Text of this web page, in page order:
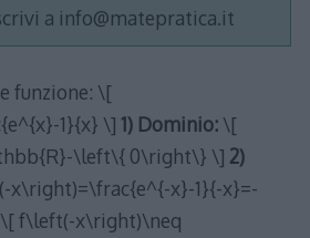
a info@matepratica.it
funzione: \[
1}{x} \] 1) Dominio:\[
\left\{ 0\right\} \] 2)
x}-1}{-x}=-
f\left(-x\right)\neq